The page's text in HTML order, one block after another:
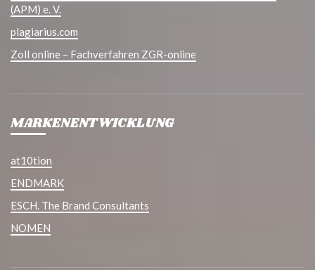
(APM) e. V.
plagiarius.com
Zoll online – Fachverfahren ZGR-online
MARKENENTWICKLUNG
at10tion
ENDMARK
ESCH. The Brand Consultants
NOMEN